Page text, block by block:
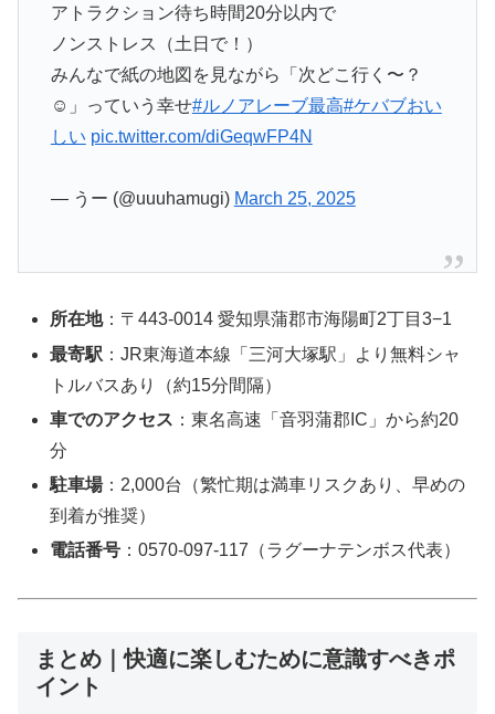
アトラクション待ち時間20分以内で
ノンストレス（土日で！）
みんなで紙の地図を見ながら「次どこ行く〜？
☺」っていう幸せ#ルノアレーブ最高#ケバブおい
しい pic.twitter.com/diGeqwFP4N
— うー (@uuuhamugi) March 25, 2025
所在地：〒443-0014 愛知県蒲郡市海陽町2丁目3−1
最寄駅 ：JR東海道本線「三河大塚駅」より無料シャ
トルバスあり（約15分間隔）
車でのアクセス ：東名高速「音羽蒲郡IC」から約20
分
駐車場：2,000台（繁忙期は満車リスクあり、早めの
到着が推奨）
電話番号 ：0570-097-117（ラグーナテンボス代表）
まとめ｜快適に楽しむために意識すべきポ
イント